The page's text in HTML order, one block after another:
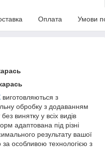
Оплата Умови
виготовляються з
обробку з додаванням
винятку у всіх видів
адаптована під різні
результату вашої
особливою технологією з